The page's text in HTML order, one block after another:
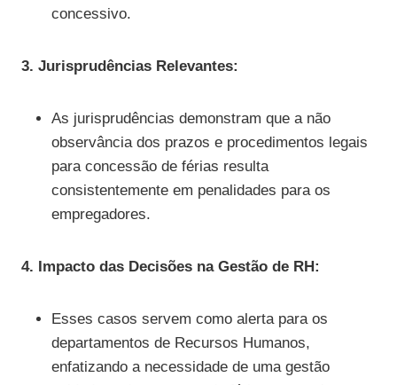
concessivo.
3. Jurisprudências Relevantes:
As jurisprudências demonstram que a não
observância dos prazos e procedimentos legais
para concessão de férias resulta
consistentemente em penalidades para os
empregadores.
4. Impacto das Decisões na Gestão de RH:
Esses casos servem como alerta para os
departamentos de Recursos Humanos,
enfatizando a necessidade de uma gestão